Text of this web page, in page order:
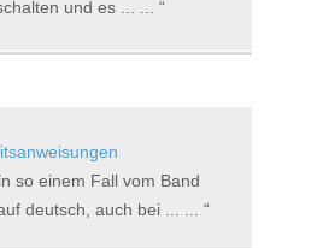
und es ... ...
so einem Fall vom Band
deutsch, auch bei ... ...